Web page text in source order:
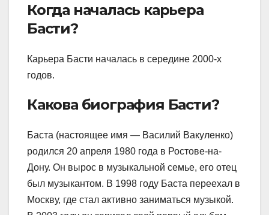
Когда началась карьера
Басти?
Карьера Басти началась в середине 2000-х
годов.
Какова биография Басти?
Баста (настоящее имя — Василий Вакуленко)
родился 20 апреля 1980 года в Ростове-на-
Дону. Он вырос в музыкальной семье, его отец
был музыкантом. В 1998 году Баста переехал в
Москву, где стал активно заниматься музыкой.